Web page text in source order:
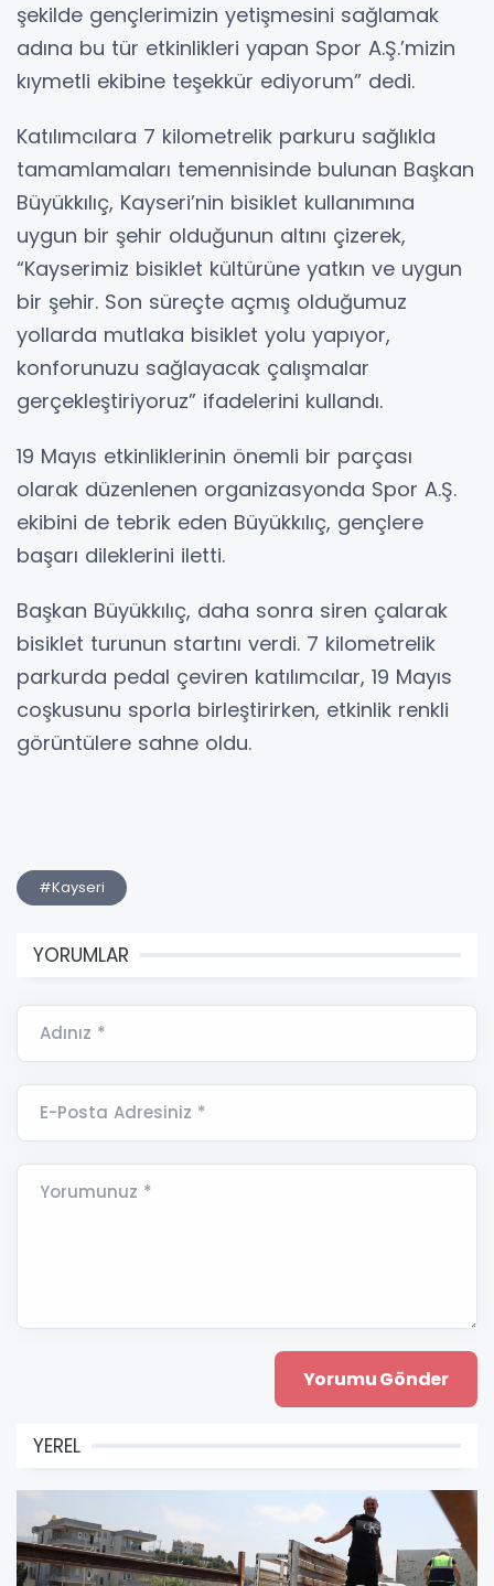
şekilde gençlerimizin yetişmesini sağlamak
adına bu tür etkinlikleri yapan Spor A.Ş.’mizin
kıymetli ekibine teşekkür ediyorum” dedi.
Katılımcılara 7 kilometrelik parkuru sağlıkla
tamamlamaları temennisinde bulunan Başkan
Büyükkılıç, Kayseri’nin bisiklet kullanımına
uygun bir şehir olduğunun altını çizerek,
“Kayserimiz bisiklet kültürüne yatkın ve uygun
bir şehir. Son süreçte açmış olduğumuz
yollarda mutlaka bisiklet yolu yapıyor,
konforunuzu sağlayacak çalışmalar
gerçekleştiriyoruz” ifadelerini kullandı.
19 Mayıs etkinliklerinin önemli bir parçası
olarak düzenlenen organizasyonda Spor A.Ş.
ekibini de tebrik eden Büyükkılıç, gençlere
başarı dileklerini iletti.
Başkan Büyükkılıç, daha sonra siren çalarak
bisiklet turunun startını verdi. 7 kilometrelik
parkurda pedal çeviren katılımcılar, 19 Mayıs
coşkusunu sporla birleştirirken, etkinlik renkli
görüntülere sahne oldu.
#Kayseri
YORUMLAR
Adınız *
E-Posta Adresiniz *
Yorumunuz *
YEREL